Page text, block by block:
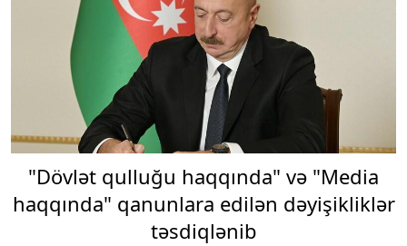
"Dövlət qulluğu haqqında" və "Media
haqqında" qanunlara edilən dəyişikliklər
təsdiqlənib